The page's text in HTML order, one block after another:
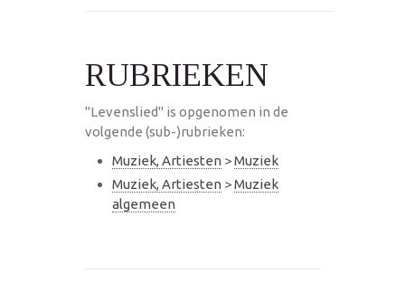
RUBRIEKEN
"Levenslied" is opgenomen in de
volgende (sub-)rubrieken:
Muziek, Artiesten >Muziek
Muziek, Artiesten >Muziek
algemeen